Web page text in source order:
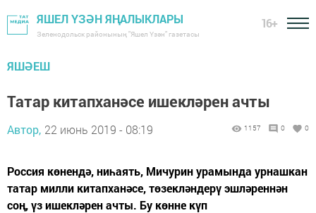
ЯШЕЛ ҮЗӘН ЯҢАЛЫКЛАРЫ
Зеленодольск районының "Яшел Үзән" газетасы
16+
ЯШӘЕШ
Татар китапханәсе ишекләрен ачты
Автор, 22 июнь 2019 - 08:19 1157 0 0
Россия көнендә, ниһаять, Мичурин урамында урнашкан
татар милли китапханәсе, төзекләндерү эшләреннән
соң, үз ишекләрен ачты. Бу көнне күп